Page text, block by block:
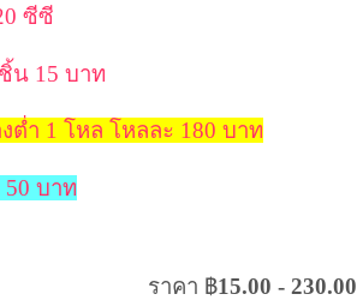
ซีซี
น 15 บาท
ต่ำ 1 โหล โหลละ 180 บาท
50 บาท
ราคา ฿15.00 - 230.00